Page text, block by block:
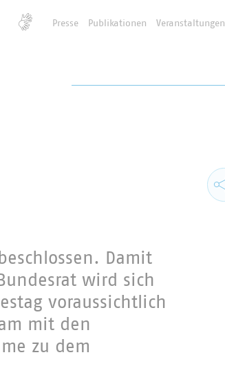
Presse Publikationen Veranstaltungen
Damit
wird sich
voraussichtlich
mit den
zu dem